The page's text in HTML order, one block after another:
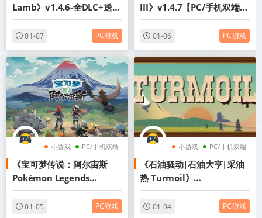
Lamb》v1.4.6-全DLC+送修
改器【单机+联机】【PC/手
机双端】丨中文版网盘下载
01-07 PC游戏
III》v1.4.7【PC/手机双端】
丨中文版网盘下载
01-06 PC游戏
小游戏 PC/手机双端
宝可梦
《宝可梦传说：阿尔宙斯
Pokémon Legends
Arceus》v13.2.0【PC/手机
双端】丨中文版网盘下载
01-05 PC游戏
小游戏 PC/手机双端
采矿
《石油骚动|石油大亨|采油
热 Turmoil》
Build.19093932-全
DLC+PC+安卓+苹果三端丨
01-04 PC游戏